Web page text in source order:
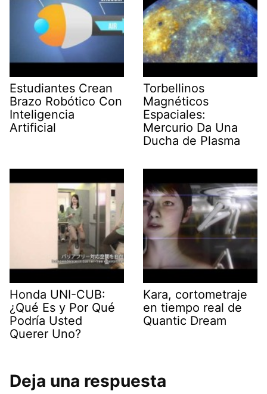
Estudiantes Crean
Brazo Robótico Con
Inteligencia
Artificial
Torbellinos
Magnéticos
Espaciales:
Mercurio Da Una
Ducha de Plasma
Honda UNI-CUB:
¿Qué Es y Por Qué
Podría Usted
Querer Uno?
Kara, cortometraje
en tiempo real de
Quantic Dream
Deja una respuesta